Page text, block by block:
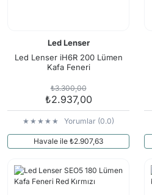
Led Lenser
Led Lenser iH6R 200 Lümen
Kafa Feneri
₺3.300,00
₺2.937,00
Yorumlar (0.0)
Havale ile ₺2.907,63